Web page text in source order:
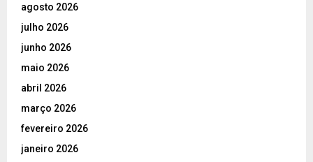
agosto 2026
julho 2026
junho 2026
maio 2026
abril 2026
março 2026
fevereiro 2026
janeiro 2026